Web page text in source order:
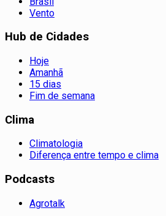
Vento
Hub de Cidades
Hoje
Amanhã
15 dias
Fim de semana
Clima
Climatologia
Diferença entre tempo e clima
Podcasts
Agrotalk